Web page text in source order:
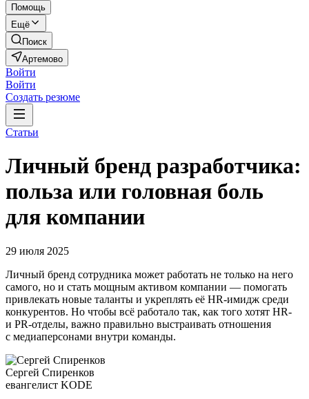
Помощь
Ещё
Поиск
Артемово
Войти
Войти
Создать резюме
Статьи
Личный бренд разработчика:
польза или головная боль
для компании
29 июля 2025
Личный бренд сотрудника может работать не только на него
самого, но и стать мощным активом компании — помогать
привлекать новые таланты и укреплять её HR-имидж среди
конкурентов. Но чтобы всё работало так, как того хотят HR-
и PR-отделы, важно правильно выстраивать отношения
с медиаперсонами внутри команды.
Сергей Спиренков
евангелист KODE